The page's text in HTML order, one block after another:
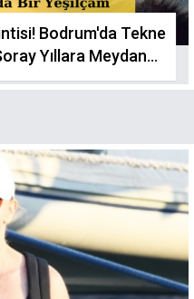
Bodrum'da Tekne
Yıllara Meydan